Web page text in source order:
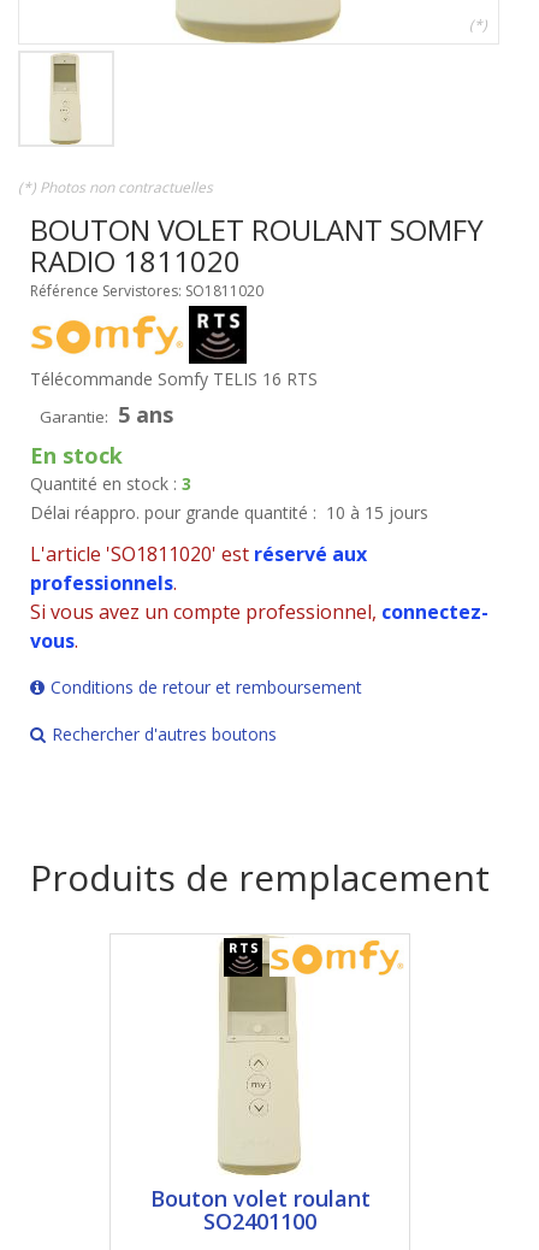
(*)
(*) Photos non contractuelles
BOUTON VOLET ROULANT SOMFY
RADIO 1811020
Référence Servistores: SO1811020
Télécommande Somfy TELIS 16 RTS
Garantie: 5 ans
En stock
Quantité en stock : 3
Délai réappro. pour grande quantité : 10 à 15 jours
L'article 'SO1811020' est réservé aux
professionnels.
Si vous avez un compte professionnel, connectez-
vous.
Conditions de retour et remboursement
Rechercher d'autres boutons
Produits de remplacement
Bouton volet roulant
SO2401100